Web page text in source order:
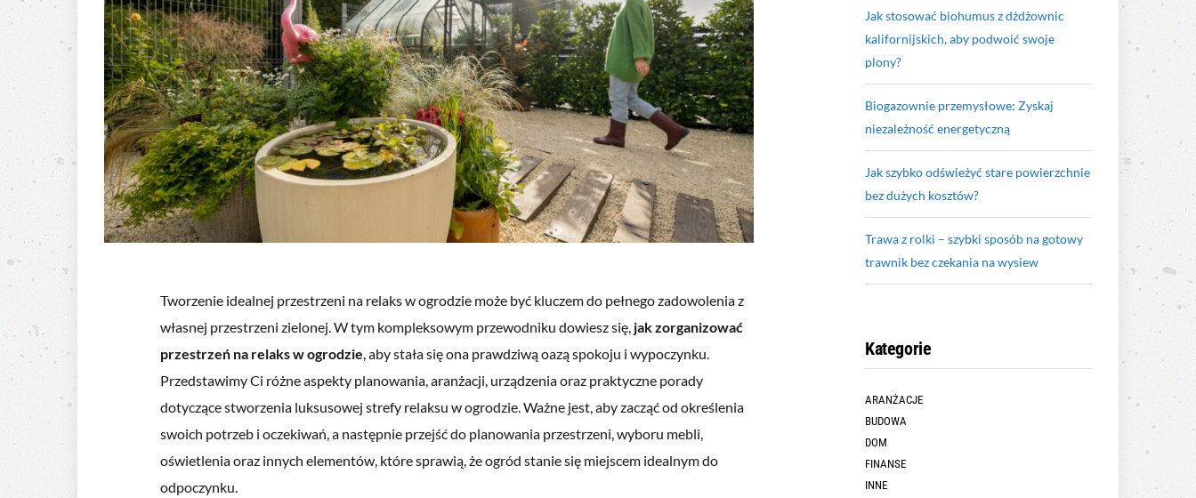
Tworzenie idealnej przestrzeni na relaks w ogrodzie może być kluczem do pełnego zadowolenia z
własnej przestrzeni zielonej. W tym kompleksowym przewodniku dowiesz się, jak zorganizować
przestrzeń na relaks w ogrodzie, aby stała się ona prawdziwą oazą spokoju i wypoczynku.
Przedstawimy Ci różne aspekty planowania, aranżacji, urządzenia oraz praktyczne porady
dotyczące stworzenia luksusowej strefy relaksu w ogrodzie. Ważne jest, aby zacząć od określenia
swoich potrzeb i oczekiwań, a następnie przejść do planowania przestrzeni, wyboru mebli,
oświetlenia oraz innych elementów, które sprawią, że ogród stanie się miejscem idealnym do
odpoczynku.
Jak stosować biohumus z dżdżownic
kalifornijskich, aby podwoić swoje
plony?
Biogazownie przemysłowe: Zyskaj
niezależność energetyczną
Jak szybko odświeżyć stare powierzchnie
bez dużych kosztów?
Trawa z rolki – szybki sposób na gotowy
trawnik bez czekania na wysiew
Kategorie
ARANŻACJE
BUDOWA
DOM
FINANSE
INNE